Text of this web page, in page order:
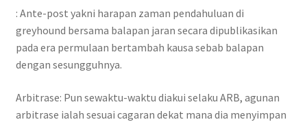
: Ante-post yakni harapan zaman pendahuluan di
greyhound bersama balapan jaran secara dipublikasikan
pada era permulaan bertambah kausa sebab balapan
dengan sesungguhnya.
Arbitrase: Pun sewaktu-waktu diakui selaku ARB, agunan
arbitrase ialah sesuai cagaran dekat mana dia menyimpan